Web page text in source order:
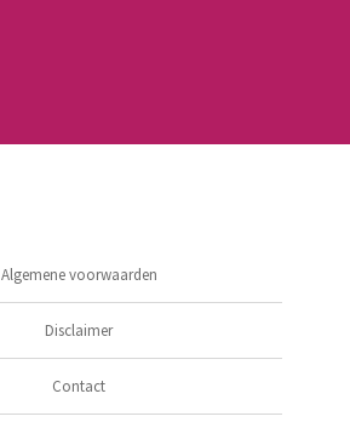
Algemene voorwaarden
Disclaimer
Contact